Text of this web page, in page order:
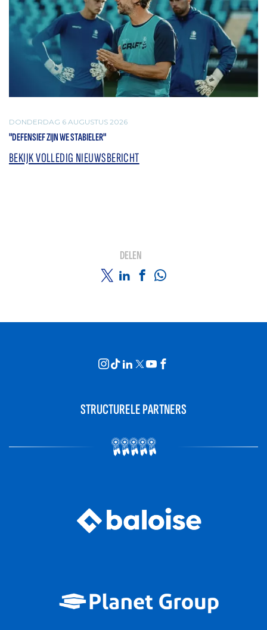
DONDERDAG 6 AUGUSTUS 2026
"DEFENSIEF ZIJN WE STABIELER"
BEKIJK VOLLEDIG NIEUWSBERICHT
DELEN
STRUCTURELE PARTNERS